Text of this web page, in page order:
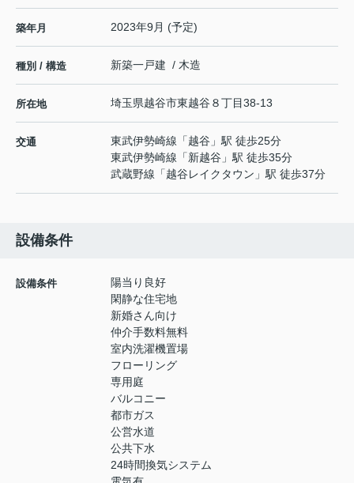
築年月 2023年9月 (予定)
種別 / 構造 新築一戸建 / 木造
所在地 埼玉県越谷市東越谷 ８丁目38-13
交通 東武伊勢崎線 「越谷 」駅 徒歩25分
東武伊勢崎線 「新越谷 」駅 徒歩35分
武蔵野線 「越谷レイクタウン 」駅 徒歩37分
設備条件
設備条件
陽当り良好
閑静な住宅地
新婚さん向け
仲介手数料無料
室内洗濯機置場
フローリング
専用庭
バルコニー
都市ガス
公営水道
公共下水
24時間換気システム